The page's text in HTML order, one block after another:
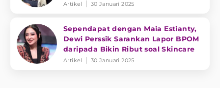
Artikel 30 Januari 2025
Sependapat dengan Maia Estianty,
Dewi Perssik Sarankan Lapor BPOM
daripada Bikin Ribut soal Skincare
Artikel 30 Januari 2025